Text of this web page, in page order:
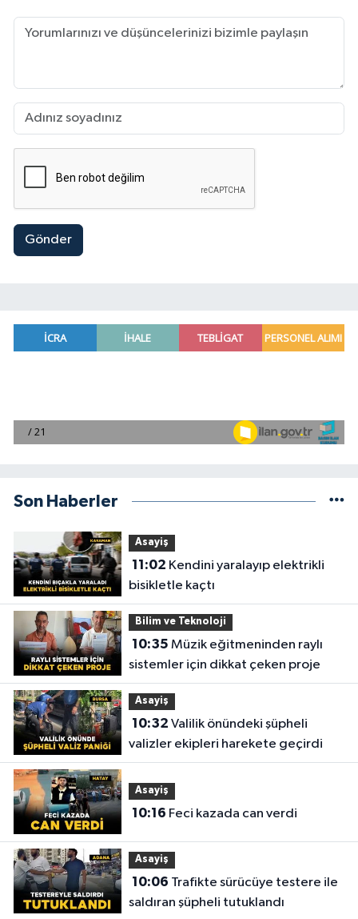
Gönder
Son Haberler
Asayiş
11:02
bisikletle kaçtı
Bilim ve Teknoloji
10:35
sistemler için dikkat çeken proje
Asayiş
10:32
valizler ekipleri harekete geçirdi
Asayiş
10:16 Feci kazada can verdi
Asayiş
10:06
saldıran şüpheli tutuklandı